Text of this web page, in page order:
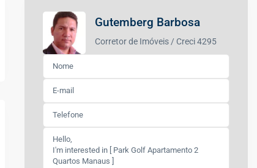
Gutemberg Barbosa
Corretor de Imóveis / Creci 4295